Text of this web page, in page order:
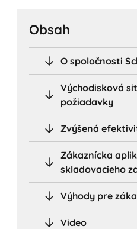
Obsah
O spoločnosti
Východisková
požiadavky
Zvýšená
Zákaznícka
skladovacieho
Výhody pre
Video